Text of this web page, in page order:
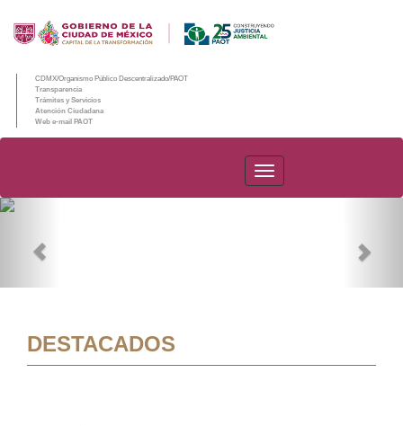
CDMX/Organismo Público Descentralizado/PAOT
Transparencia
Trámites y Servicios
Atención Ciudadana
Web e-mail PAOT
PAOT
DESTACADOS